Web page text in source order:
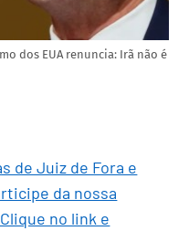
dos EUA renuncia: Irã não é
de Juiz de Fora e
da nossa
no link e